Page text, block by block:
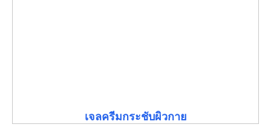
เจลครีมกระชับผิวกาย